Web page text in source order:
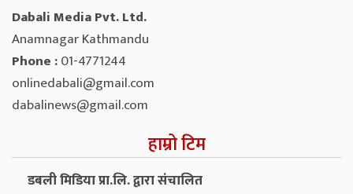
Dabali Media Pvt. Ltd.
Anamnagar Kathmandu
Phone :01-4771244
onlinedabali@gmail.com
dabalinews@gmail.com
हाम्रो टिम
डबली मिडिया प्रा.लि. द्वारा संचालित